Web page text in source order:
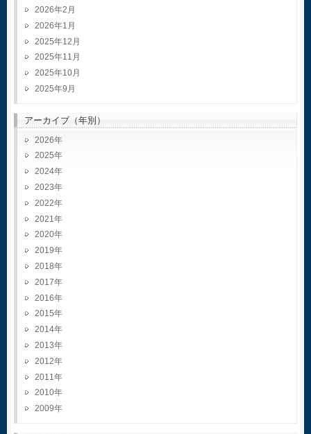
2026年2月
2026年1月
2025年12月
2025年11月
2025年10月
2025年9月
アーカイブ（年別）
2026
2025
2024
2023
2022
2021
2020
2019
2018
2017
2016
2015
2014
2013
2012
2011
2010
2009